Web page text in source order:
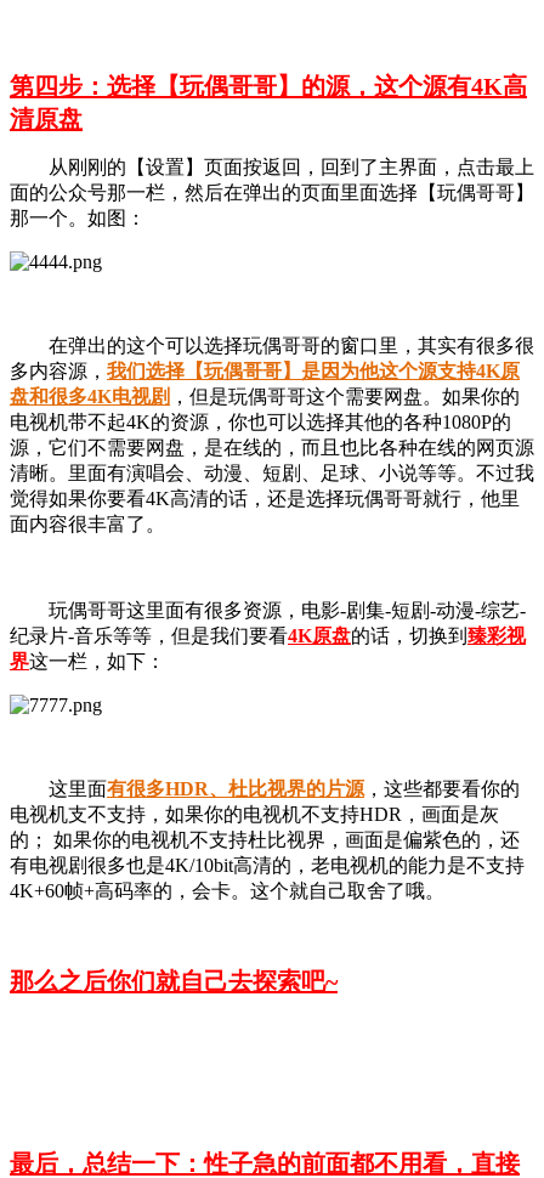
第四步：选择【玩偶哥哥】的源，这个源有4K高
清原盘
从刚刚的【设置】页面按返回，回到了主界面，点击最上
面的公众号那一栏，然后在弹出的页面里面选择【玩偶哥哥】
那一个。如图：
在弹出的这个可以选择玩偶哥哥的窗口里，其实有很多很
多内容源， 我们选择【玩偶哥哥】是因为他这个源支持4K原
盘和很多4K电视剧 ，但是玩偶哥哥这个需要网盘。如果你的
电视机带不起4K的资源，你也可以选择其他的各种1080P的
源，它们不需要网盘，是在线的，而且也比各种在线的网页源
清晰。里面有演唱会、动漫、短剧、足球、小说等等。不过我
觉得如果你要看4K高清的话，还是选择玩偶哥哥就行，他里
面内容很丰富了。
玩偶哥哥这里面有很多资源，电影-剧集-短剧-动漫-综艺-
纪录片-音乐等等，但是我们要看4K原盘的话，切换到 臻彩视
界这一栏，如下：
这里面有很多HDR、杜比视界的片源 ，这些都要看你的
电视机支不支持，如果你的电视机不支持HDR，画面是灰
的； 如果你的电视机不支持杜比视界，画面是偏紫色的，还
有电视剧很多也是4K/10bit高清的，老电视机的能力是不支持
4K+60帧+高码率的，会卡。这个就自己取舍了哦。
那么之后你们就自己去探索吧~
最后，总结一下：性子急的前面都不用看，直接